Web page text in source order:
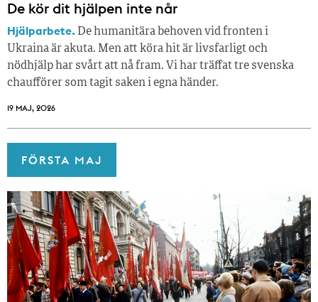
De kör dit hjälpen inte når
Hjälparbete. De humanitära behoven vid fronten i
Ukraina är akuta. Men att köra hit är livsfarligt och
nödhjälp har svårt att nå fram. Vi har träffat tre svenska
chaufförer som tagit saken i egna händer.
19 MAJ, 2026
FÖRSTA MAJ